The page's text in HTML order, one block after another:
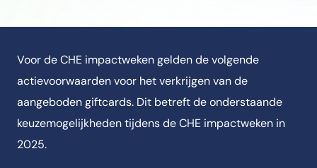
Voor de CHE impactweken gelden de volgende
actievoorwaarden voor het verkrijgen van de
aangeboden giftcards. Dit betreft de onderstaande
keuzemogelijkheden tijdens de CHE impactweken in
2025.